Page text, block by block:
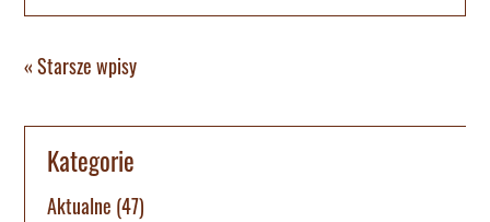
« Starsze wpisy
Kategorie
Aktualne (47)